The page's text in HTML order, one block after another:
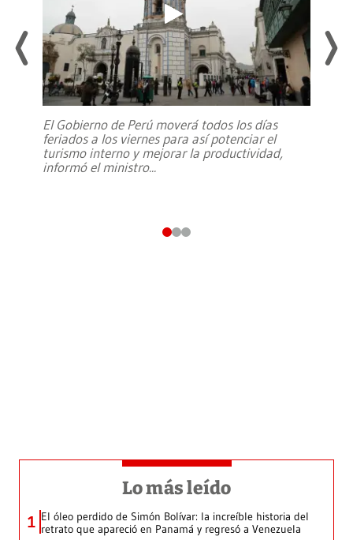
El Gobierno de Perú moverá todos los días
feriados a los viernes para así potenciar el
turismo interno y mejorar la productividad,
informó el ministro...
Lo más leído
1 El óleo perdido de Simón Bolívar: la increíble historia del
retrato que apareció en Panamá y regresó a Venezuela